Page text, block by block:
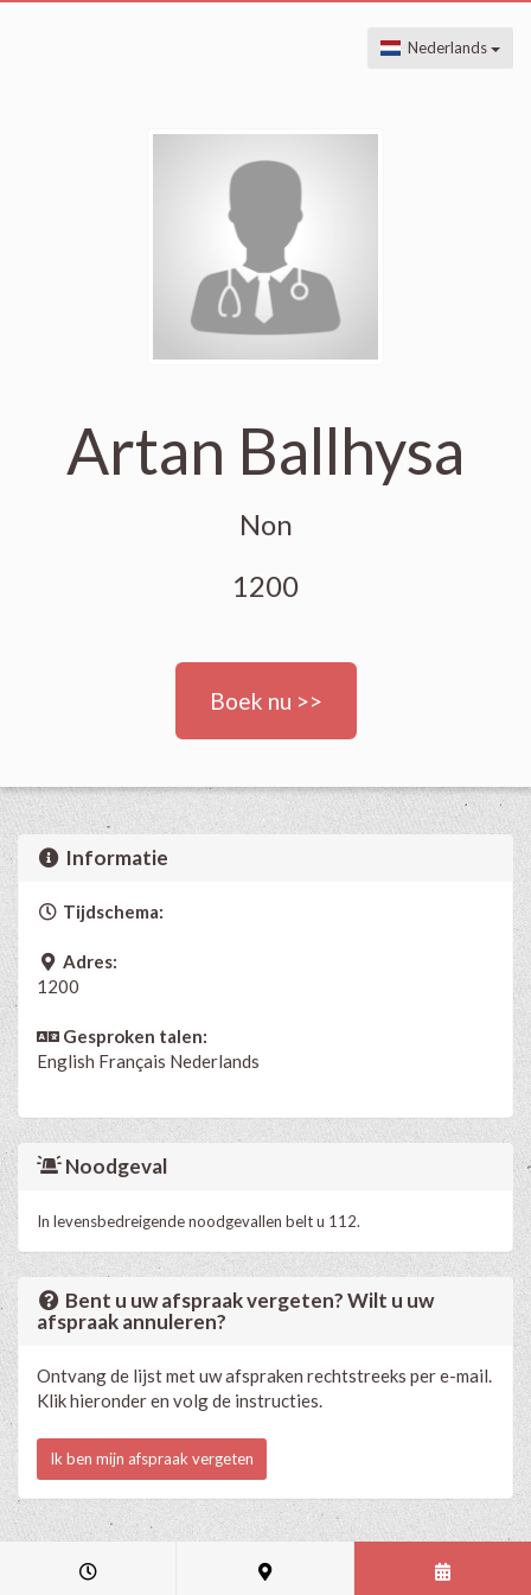
Nederlands
Artan Ballhysa
Non
1200
Boek nu >>
Informatie
Tijdschema:
Adres:
1200
Gesproken talen:
English Français Nederlands
Noodgeval
In levensbedreigende noodgevallen belt u 112.
Bent u uw afspraak vergeten? Wilt u uw
afspraak annuleren?
Ontvang de lijst met uw afspraken rechtstreeks per e-mail.
Klik hieronder en volg de instructies.
Ik ben mijn afspraak vergeten
2015 - 2026 -
lees de privacyverklaring van deze praktijk